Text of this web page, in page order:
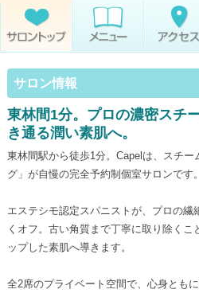
サロン情報
東林間1分。プロの濃密スチ
き通る潤い素肌へ。
東林間駅から徒歩1分。Capelは、スチ
グ」が自慢の完全予約制個室サロンです。
エステシモ認定スパニストが、プロの繊
くオフ。古い角質まで丁寧に取り除く
ップした素肌へ導きます。
全2席のプライベート空間で、心身とも